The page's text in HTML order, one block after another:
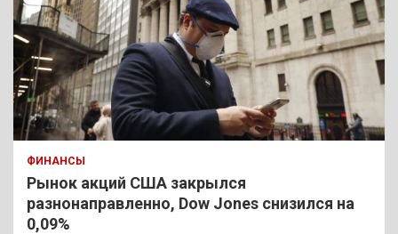
ФИНАНСЫ
Рынок акций США закрылся
разнонаправленно, Dow Jones снизился на
0,09%